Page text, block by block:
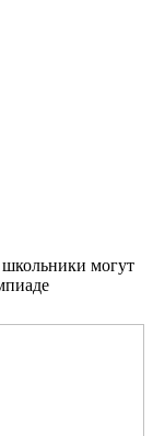
школьники могут